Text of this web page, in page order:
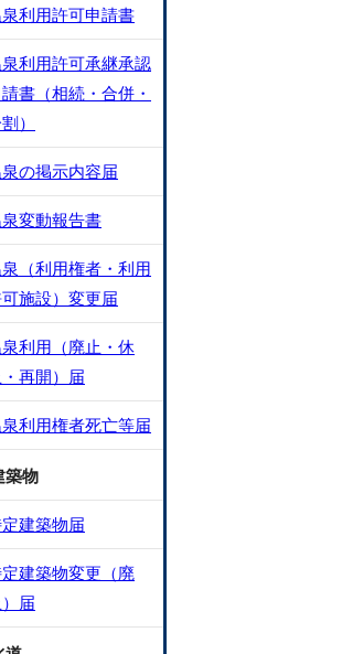
利用許可申請書
利用許可承継承認
書（相続・合併・
）
の掲示内容届
変動報告書
（利用権者・利用
施設）変更届
利用（廃止・休
・再開）届
利用権者死亡等届
築物
建築物届
建築物変更（廃
）届